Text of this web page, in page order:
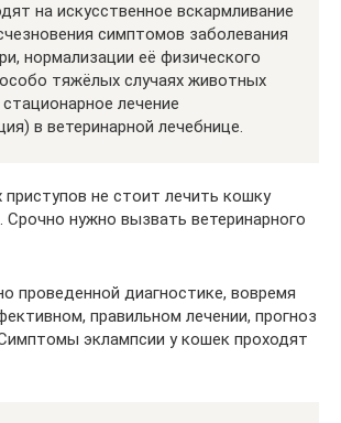
на искусственное вскармливание
симптомов заболевания
нормализации её физического
тяжёлых случаях животных
лечение
в ветеринарной лечебнице.
не стоит лечить кошку
Срочно нужно вызвать ветеринарного
проведенной диагностике, вовремя
правильном лечении, прогноз
эклампсии у кошек проходят